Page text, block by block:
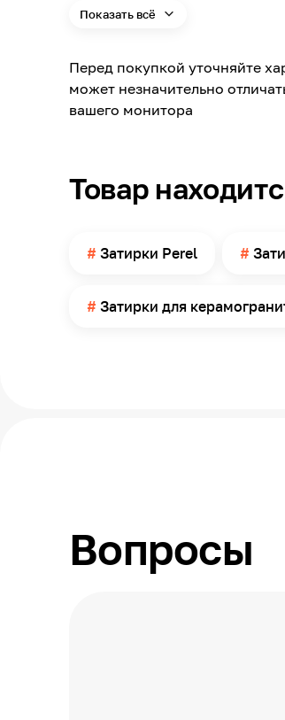
Марка по морозостойкости
Жизнеспособность раствора
Масса
Страна производства
Показать всё
Перед покупкой уточняйте
может незначительно
вашего монитора
Товар
Затирки Perel
Затирки для
Вопросы